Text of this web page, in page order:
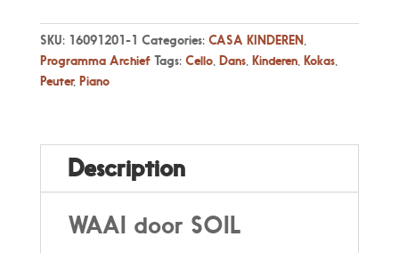
SKU: 16091201-1 Categories: CASA KINDEREN,
Programma Archief Tags: Cello, Dans, Kinderen, Kokas,
Peuter, Piano
Description
WAAI door SOIL